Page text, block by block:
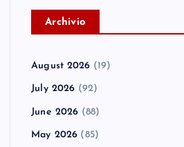
Archivio
August 2026 (19)
July 2026 (92)
June 2026 (88)
May 2026 (85)